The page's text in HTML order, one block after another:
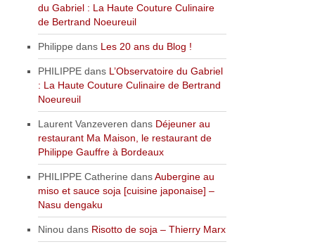
du Gabriel : La Haute Couture Culinaire
de Bertrand Noeureuil
Philippe dans Les 20 ans du Blog !
PHILIPPE dans L’Observatoire du Gabriel
: La Haute Couture Culinaire de Bertrand
Noeureuil
Laurent Vanzeveren dans Déjeuner au
restaurant Ma Maison, le restaurant de
Philippe Gauffre à Bordeaux
PHILIPPE Catherine dansAubergine au
miso et sauce soja [cuisine japonaise] –
Nasu dengaku
Ninou dans Risotto de soja – Thierry Marx